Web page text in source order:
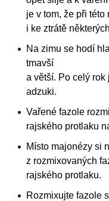
je v tom, že při
i ke ztrátě
Na zimu se hodí
tmavší
a větší. Po celý
adzuki.
Vařené fazole
rajského protlaku
Místo majonézy si
z rozmixovaných
rajského protlaku.
Rozmixujte fazole